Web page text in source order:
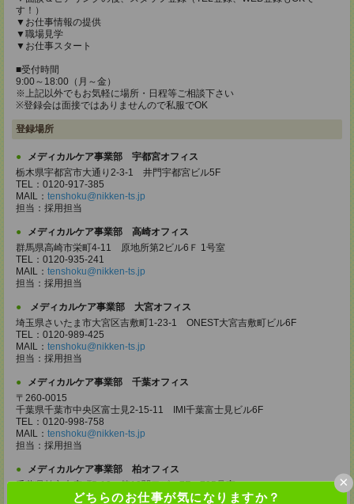
どちらのお仕事が気になりますか？
×
す！）
▼お仕事情報の提供
▼職場見学
▼お仕事スタート
■受付時間
9:00～18:00（月～金）
※上記以外でもお気軽に場所・日程等ご相談下さい
※登録会は面接ではありませんので私服でOK
登録場所
メディカルケア事業部 宇都宮オフィス
栃木県宇都宮市大通り2-3-1 井門宇都宮ビル5F
TEL：0120-917-385
MAIL： tenshoku@nikken-ts.jp
担当：採用担当
メディカルケア事業部 高崎オフィス
群馬県高崎市栄町4-11 原地所第2ビル6Ｆ 1号室
TEL：0120-935-241
MAIL： tenshoku@nikken-ts.jp
担当：採用担当
メディカルケア事業部 大宮オフィス
埼玉県さいたま市大宮区吉敷町1-23-1 ONEST大宮吉敷町ビル6F
TEL：0120-989-425
MAIL： tenshoku@nikken-ts.jp
担当：採用担当
メディカルケア事業部 千葉オフィス
〒260-0015
千葉県千葉市中央区富士見2-15-11 IMI千葉富士見ビル6F
TEL：0120-998-758
MAIL： tenshoku@nikken-ts.jp
担当：採用担当
メディカルケア事業部 柏オフィス
千葉県柏市末広町5-19 第12関口ビル7F 705号室
TEL：0120-935-218